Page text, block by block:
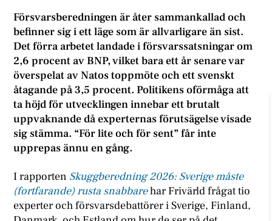
Försvarsberedningen är åter sammankallad och
befinner sig i ett läge som är allvarligare än sist.
Det förra arbetet landade i försvarssatsningar om
2,6 procent av BNP, vilket bara ett år senare var
överspelat av Natos toppmöte och ett svenskt
åtagande på 3,5 procent. Politikens oförmåga att
ta höjd för utvecklingen innebar ett brutalt
uppvaknande då experternas förutsägelse visade
sig stämma. “För lite och för sent” får inte
upprepas ännu en gång.
I rapporten Skuggberedning 2026: Sverige måste
(fortfarande) rusta snabbarehar Frivärld frågat tio
experter och försvarsdebattörer i Sverige, Finland,